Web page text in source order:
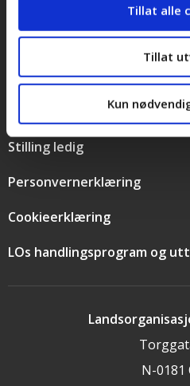
Tillat alle
Tillat
Kun
N-0181
Snarveier
Kontakt oss
Presse
Stilling ledig
Personvernerklæring
Cookieerklæring
LOs handlingsprogram og